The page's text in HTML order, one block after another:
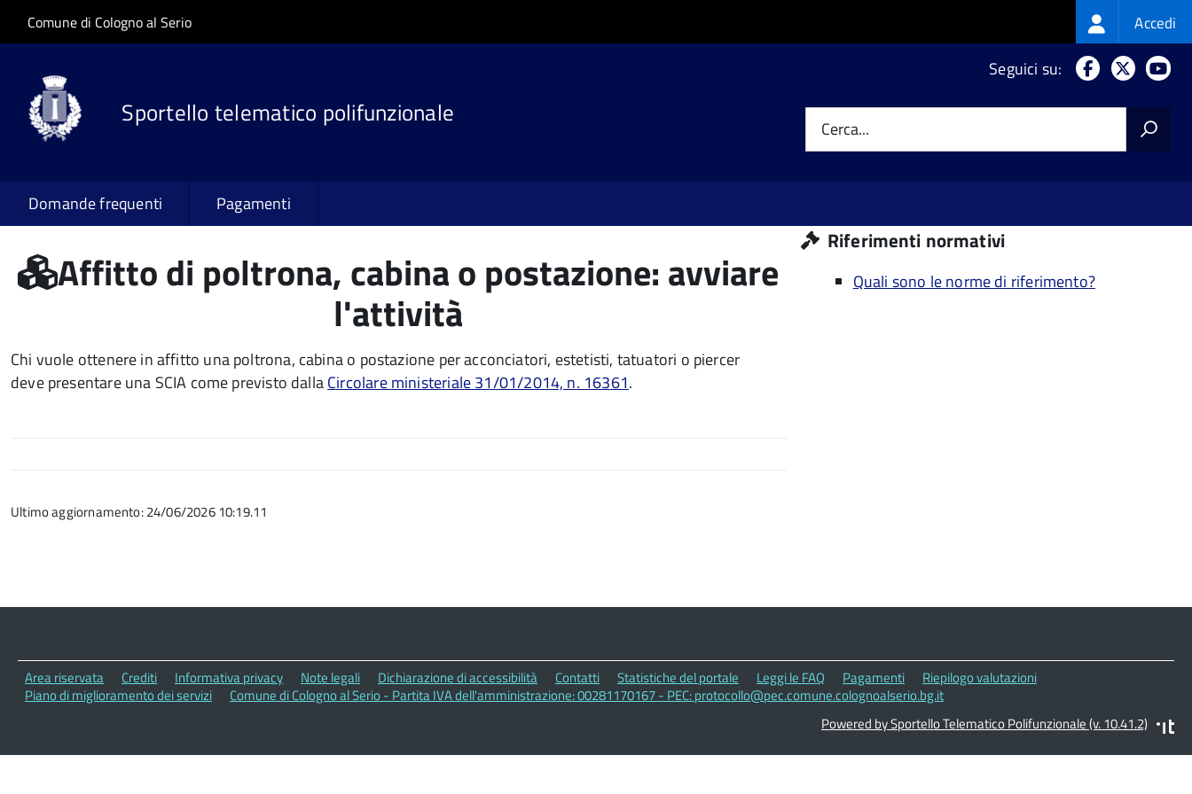
Salta al contenuto principale
Skip to site navigation
Comune di Cologno al Serio Login
menu
Accedi
Sportello telematico polifunzionale
Seguici su: Facebook
X
Cerca...
Domande frequenti Pagamenti
Affitto di poltrona, cabina o postazione: avviare
l'attività
Chi vuole ottenere in affitto una poltrona, cabina o postazione per acconciatori, estetisti, tatuatori o piercer
devepresentare una SCIA come previsto dallaCircolare ministeriale 31/01/2014, n. 16361.
Ultimo aggiornamento: 24/06/2026 10:19.11
Riferimenti normativi
Quali sono le norme di riferimento?
Area riservata Crediti Informativa privacy Note legali Dichiarazione di accessibilità Contatti Statistiche del portale Leggi le FAQ Pagamenti
Riepilogo valutazioni
Piano di miglioramento dei servizi
Comune di Cologno al Serio - Partita IVA dell'amministrazione: 00281170167 - PEC: protocollo@pec.comune.colognoalserio.bg.it
Powered by Sportello Telematico Polifunzionale (v. 10.41.2)